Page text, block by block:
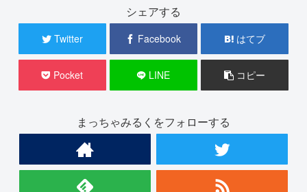
シェアする
Twitter Facebook はてブ
Pocket LINE コピー
まっちゃみるくをフォローする